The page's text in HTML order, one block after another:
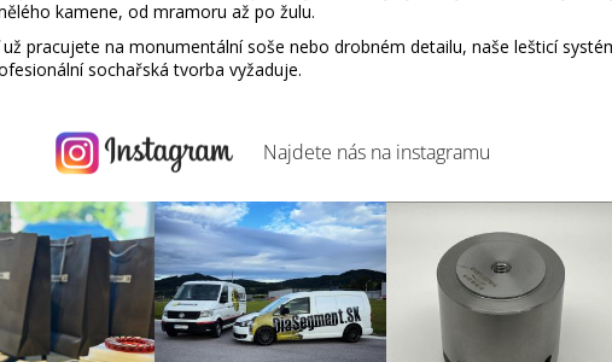
kamene, od mramoru až po žulu.
pracujete na monumentální soše nebo drobném detailu, naše lešticí
sochařská tvorba vyžaduje.
Najdete nás na instagramu